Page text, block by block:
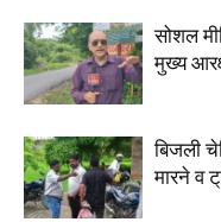
सोशल
मुख्य
बिजली
मारने व